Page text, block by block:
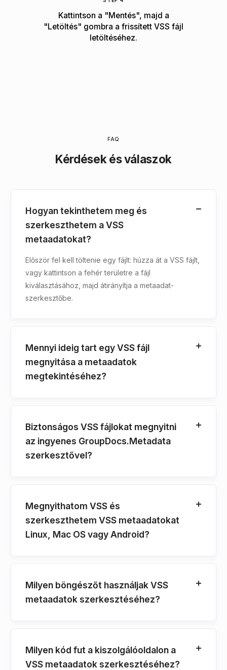
Kattintson a "Mentés", majd a
"Letöltés" gombra a frissített VSS fájl
letöltéséhez.
FAQ
Kérdések és válaszok
Hogyan tekinthetem meg és
szerkeszthetem a VSS
metaadatokat?
Először fel kell töltenie egy fájlt: húzza át a VSS fájlt,
vagy kattintson a fehér területre a fájl
kiválasztásához, majd átirányítja a metaadat-
szerkesztőbe.
Mennyi ideig tart egy VSS fájl
megnyitása a metaadatok
megtekintéséhez?
Biztonságos VSS fájlokat megnyitni
az ingyenes GroupDocs.Metadata
szerkesztővel?
Megnyithatom VSS és
szerkeszthetem VSS metaadatokat
Linux, Mac OS vagy Android?
Milyen böngészőt használjak VSS
metaadatok szerkesztéséhez?
Milyen kód fut a kiszolgálóoldalon a
VSS metaadatok szerkesztéséhez?